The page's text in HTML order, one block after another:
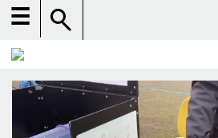
☰